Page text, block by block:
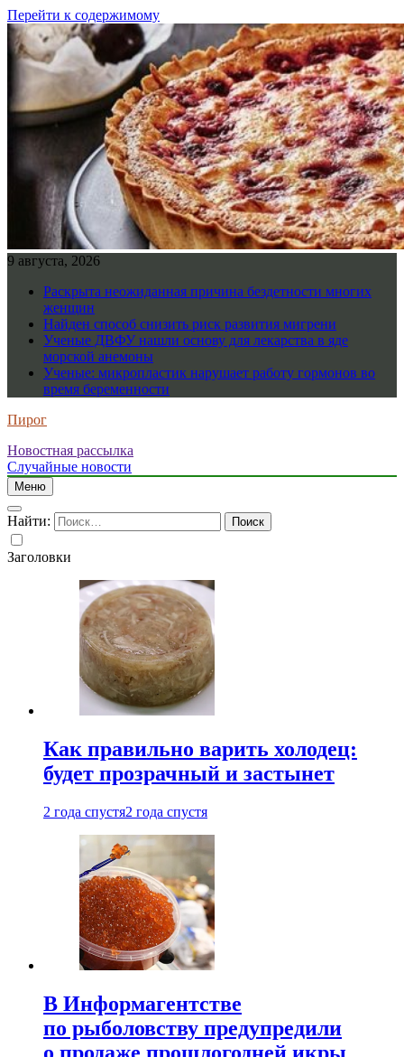
Перейти к содержимому
9 августа, 2026
Раскрыта неожиданная причина бездетности многих
женщин
Найден способ снизить риск развития мигрени
Ученые ДВФУ нашли основу для лекарства в яде
морской анемоны
Ученые: микропластик нарушает работу гормонов во
время беременности
Пирог
Новостная рассылка
Случайные новости
Меню
Найти:
Заголовки
Как правильно варить холодец:
будет прозрачный и застынет
2 года спустя2 года спустя
В Информагентстве
по рыболовству предупредили
о продаже прошлогодней икры